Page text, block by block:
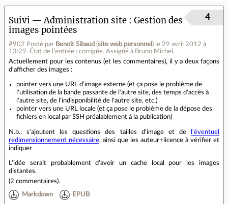
Suivi — Administration site
Gestion des
images pointées
#902 Posté par Benoît Sibaud (site web personnel ) le 29 avril 2012 à
13:29. État de l’entrée : corrigée. Assigné à Bruno Michel.
4
Actuellement pour les contenus (et les commentaires), il y a deux façons
d'afficher des images :
pointer vers une URL d'image externe (et ça pose le problème de
l'utilisation de la bande passante de l'autre site, des temps d'accès à
l'autre site, de l'indisponibilité de l'autre site, etc.)
pointer vers une URL locale (et ça pose le problème de la dépose des
fichiers en local par SSH préalablement à la publication)
N.b.: s'ajoutent les questions des tailles d'image et de
l'éventuel
redimensionnement nécessaire, ainsi que les auteur+licence à vérifier et
indiquer
L'idée serait probablement d'avoir un cache local pour les images
distantes.
(2 commentaires).
Markdown EPUB